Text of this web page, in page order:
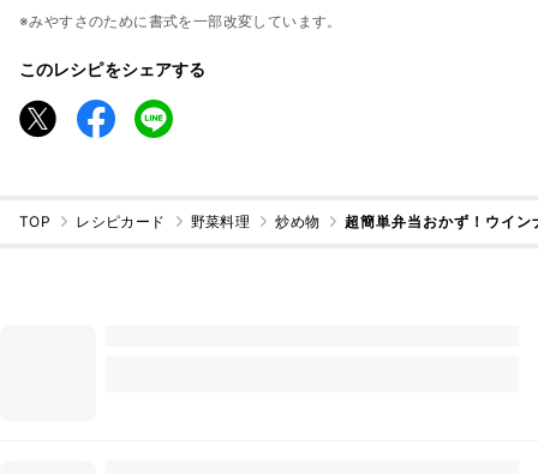
※みやすさのために書式を一部改変しています。
このレシピをシェアする
TOP レシピカード 野菜料理 炒め物 超簡単弁当おかず！ウイ